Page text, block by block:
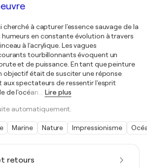
retours
à capturer l'essence sauvage de la
humeurs en constante évolution à travers
à l'acrylique. Les vagues
tourbillonnants évoquent un
et de puissance. En tant que peinture
objectif était de susciter une réponse
spectateurs de ressentir l'esprit
de l'océan.… Lire plus
automatiquement.
Marine Nature Impressionisme